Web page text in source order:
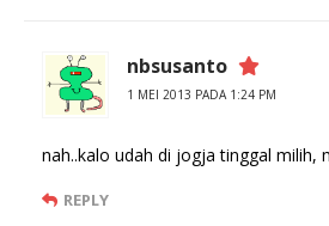
nbsusanto
1 MEI 2013 PADA 1:24 PM
nah..kalo udah di jogja tinggal milih,
REPLY